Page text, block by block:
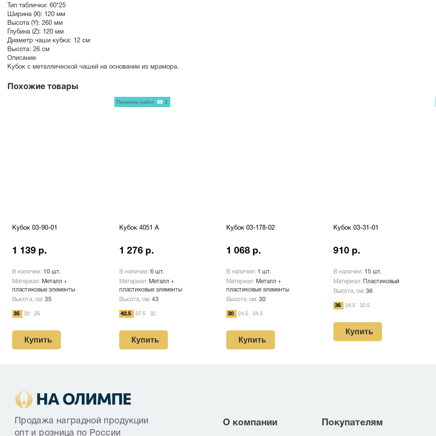
Тип таблички: 60*25
Ширина (X): 120 мм
Высота (Y): 260 мм
Глубина (Z): 120 мм
Диаметр чаши кубка: 12 см
Высота: 26 см
Описание
Кубок с металлической чашей на основании из мрамора.
Похожие товары
Кубок 03-90-01
1 139 р.
В наличии: 10 шт.
Материал: Металл +
пластиковые элементы
Высота, см: 35
35 33 25
Купить
Кубок 4051 A
1 276 р.
В наличии: 6 шт.
Материал: Металл +
пластиковые элементы
Высота, см: 43
42.5 37.5 32
Купить
Примеры работ 2
Кубок 03-178-02
1 068 р.
В наличии: 1 шт.
Материал: Металл +
пластиковые элементы
Высота, см: 30
30 24.5 34.5
Купить
Кубок 03-31-01
910 р.
В наличии: 15 шт.
Материал:
Пластиковый
Высота, см: 36
36 34.5 32.5
Купить
Продажа наградной продукции
опт и розница по России
О компании Покупателям